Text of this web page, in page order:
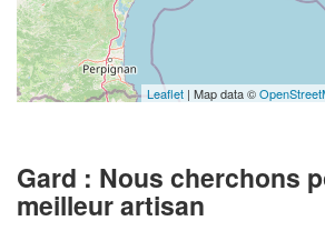
Leaflet | Map data ©
Gard : Nous cherchons
meilleur artisan